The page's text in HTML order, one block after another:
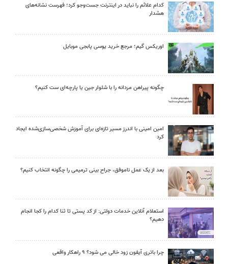
کدام علائم را نباید در اینترنت جست‌وجو کرد؛ فهرست نشانه‌های
هشدار
اوریکس گیم؛ مرجع خرید یوسی پابجی موبایل
چگونه پیراهن مردانه را با شلوار جین یا پارچه‌ای ست کنیم؟
امین امینی با اندرز مسیر تازه‌ای برای آموزش شخصی‌سازی‌شده ایجاد
کرد
بعد از یک عمل ناموفق، جراح بینی ترمیمی را چگونه انتخاب کنیم؟
استعلام آنلاین خدمات دولتی: از کد پستی تا ثنا کدام را کجا انجام
دهیم؟
چرا باتری آیفون زود خالی می شود؟ ۹ راهکار واقعی